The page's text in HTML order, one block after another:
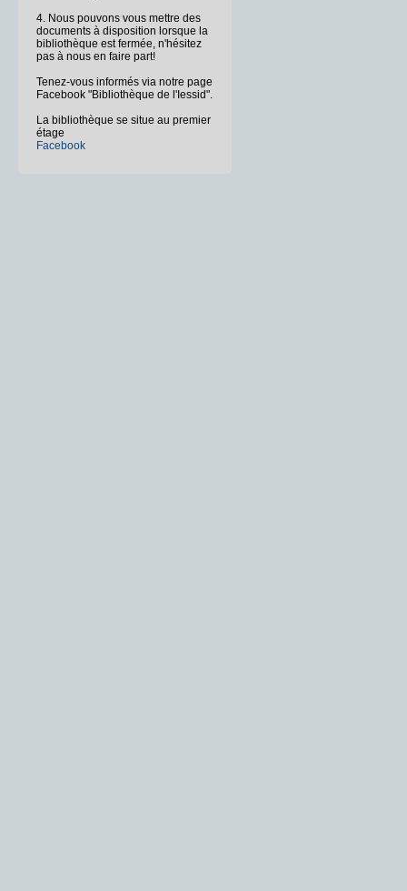
4. Nous pouvons vous mettre des
documents à disposition lorsque la
bibliothèque est fermée, n'hésitez
pas à nous en faire part!
Tenez-vous informés via notre page
Facebook "Bibliothèque de l'Iessid".
La bibliothèque se situe au premier
étage
Facebook